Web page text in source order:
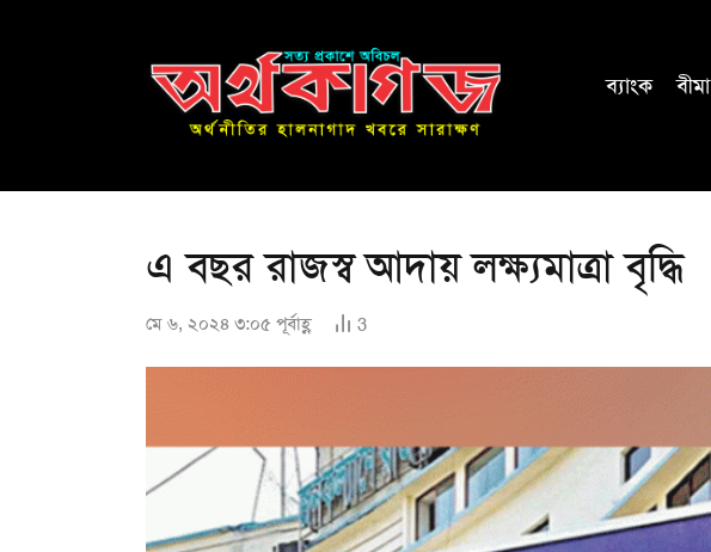
ব্যাংক বীমা
এ বছর রাজস্ব আদায় লক্ষ্যমাত্রা বৃদ্ধি
মে ৬, ২০২৪ ৩:০৫ পূর্বাহ্ণ 3